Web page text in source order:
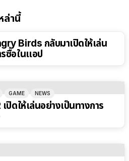
ล่านี้
Birds กลับมาเปิดให้เล่น
ซื้อในแอป
GAME NEWS
ดให้เล่นอย่างเป็นทางการ